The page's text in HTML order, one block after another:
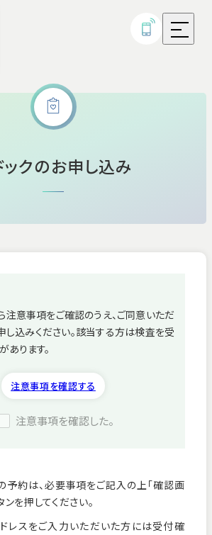
について
ックのお申し込み
注意事項をご確認のうえ、ご同意いただ
し込みください。該当する方は検査を受
あります。
注意事項を確認する
注意事項を確認した。
予約は、必要事項をご記入の上「確認画
ンを押してください。
レスをご入力いただいた方には受付確